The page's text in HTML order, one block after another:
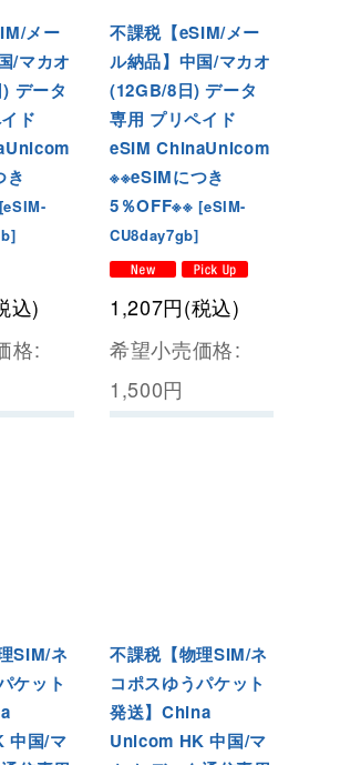
メー
/マカオ
データ
ド
き
[eSIM-
]
込)
格:
不課税【eSIM/メー
ル納品】中国/マカオ
(12GB/8日) データ
専用 プリペイド
eSIM ChinaUnicom
※※eSIMにつき
5％OFF※※ [eSIM-
CU8day7gb]
1,207円(税込)
希望小売価格:
1,500円
SIM/ネ
ケット
中国/マ
不課税【物理SIM/ネ
コポスゆうパケット
発送】China
Unicom HK 中国/マ